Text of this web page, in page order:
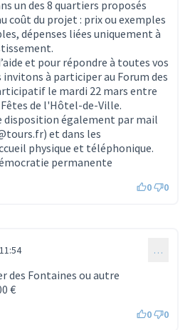
un des 8 quartiers proposés
coût du projet : prix ou exemples
dépenses liées uniquement à
et pour répondre à toutes vos
invitons à participer au Forum des
le mardi 22 mars entre
de l'Hôtel-de-Ville.
disposition également par mail
et dans les
physique et téléphonique.
permanente
0 0
…
des Fontaines ou autre
€
0 0